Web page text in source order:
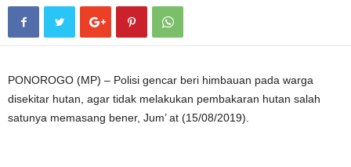
PONOROGO (MP) – Polisi gencar beri himbauan pada warga
disekitar hutan, agar tidak melakukan pembakaran hutan salah
satunya memasang bener, Jum’ at (15/08/2019).